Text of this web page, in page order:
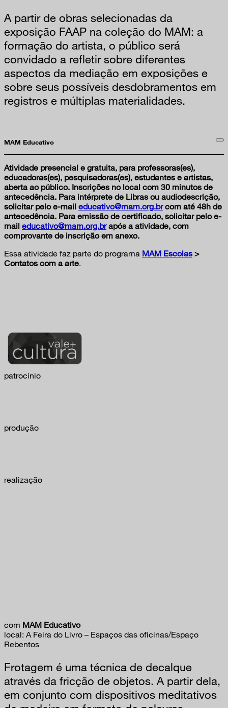
A partir de obras selecionadas da
exposição FAAP na coleção do MAM: a
formação do artista, o público será
convidado a refletir sobre diferentes
aspectos da mediação em exposições e
sobre seus possíveis desdobramentos em
registros e múltiplas materialidades.
MAM Educativo
Atividade presencial e gratuita, para professoras(es),
educadoras(es), pesquisadoras(es), estudantes e artistas,
aberta ao público. Inscrições no local com 30 minutos de
antecedência. Para intérprete de Libras ou audiodescrição,
solicitar pelo e-mail educativo@mam.org.brcom até 48h de
antecedência. Para emissão de certificado, solicitar pelo e-
mail educativo@mam.org.brapós a atividade, com
comprovante de inscrição em anexo.
Essa atividade faz parte do programa MAM Escolas>
Contatos com a arte.
patrocínio
produção
realização
com MAM Educativo
local: A Feira do Livro – Espaços das oficinas/Espaço
Rebentos
Frotagem é uma técnica de decalque
através da fricção de objetos. A partir dela,
em conjunto com dispositivos meditativos